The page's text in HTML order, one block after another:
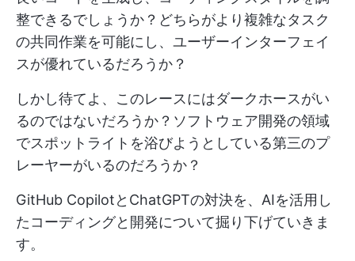
整できるでしょうか？どちらがより複雑なタスク
の共同作業を可能にし、ユーザーインターフェイ
スが優れているだろうか？
しかし待てよ、このレースにはダークホースがい
るのではないだろうか？ソフトウェア開発の領域
でスポットライトを浴びようとしている第三のプ
レーヤーがいるのだろうか？
GitHub CopilotとChatGPTの対決を、AIを活用し
たコーディングと開発について掘り下げていきま
す。